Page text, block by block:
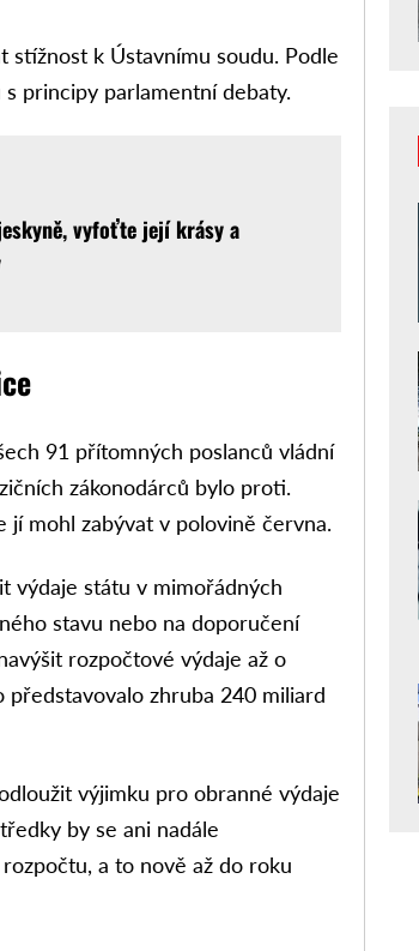
stížnost k Ústavnímu soudu. Podle
principy parlamentní debaty.
vyfoťte její krásy a
91 přítomných poslanců vládní
zákonodárců bylo proti.
mohl zabývat v polovině června.
výdaje státu v mimořádných
stavu nebo na doporučení
rozpočtové výdaje až o
zhruba 240 miliard
výjimku pro obranné výdaje
by se ani nadále
a to nově až do roku